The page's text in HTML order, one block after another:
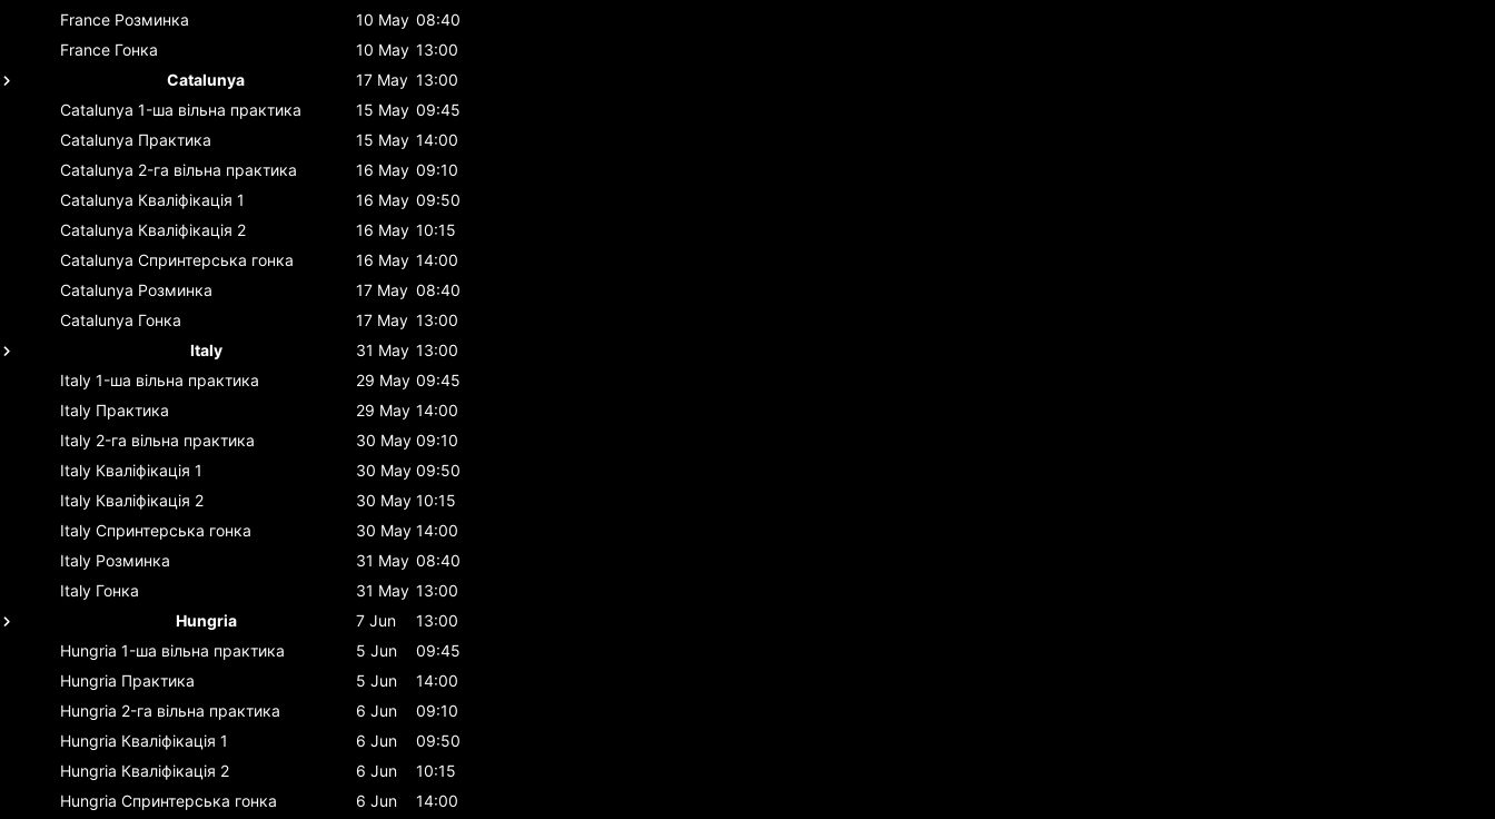
France Розминка 10 May 08:40
France Гонка 10 May 13:00
Catalunya
17 May 13:00
Catalunya 1-ша вільна практика 15 May 09:45
Catalunya Практика 15 May 14:00
Catalunya 2-га вільна практика 16 May 09:10
Catalunya Кваліфікація 1 16 May 09:50
Catalunya Кваліфікація 2 16 May 10:15
Catalunya Спринтерська гонка 16 May 14:00
Catalunya Розминка 17 May 08:40
Catalunya Гонка 17 May 13:00
Italy
31 May 13:00
Italy 1-ша вільна практика 29 May 09:45
Italy Практика 29 May 14:00
Italy 2-га вільна практика 30 May 09:10
Italy Кваліфікація 1 30 May 09:50
Italy Кваліфікація 2 30 May 10:15
Italy Спринтерська гонка 30 May 14:00
Italy Розминка 31 May 08:40
Italy Гонка 31 May 13:00
Hungria
7 Jun
13:00
Hungria 1-ша вільна практика 5 Jun
09:45
Hungria Практика 5 Jun
14:00
Hungria 2-га вільна практика 6 Jun
09:10
Hungria Кваліфікація 1 6 Jun
09:50
Hungria Кваліфікація 2 6 Jun
10:15
Hungria Спринтерська гонка 6 Jun
14:00